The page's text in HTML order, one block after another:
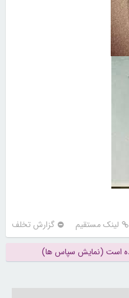
لینک مستقیم گزارش تخلف
است (نمایش سپاس ها)